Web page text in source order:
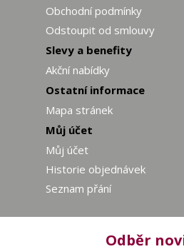
Obchodní podmínky
Odstoupit od smlouvy
Slevy a benefity
Akční nabídky
Ostatní informace
Mapa stránek
Můj účet
Můj účet
Historie objednávek
Seznam přání
Odběr